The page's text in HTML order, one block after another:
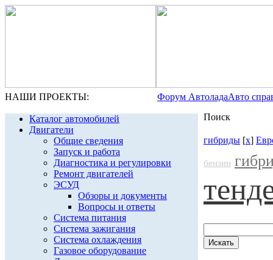
НАШИ ПРОЕКТЫ: Форум АвтоладаАвто
Каталог автомобилей
Двигатели
Общие сведения
Запуск и работа
Диагностика и регулировки
Ремонт двигателей
ЭСУД
Обзоры и документы
Вопросы и ответы
Система питания
Система зажигания
Система охлаждения
Газовое оборудование
Поиск
гибриды [x]
бензин